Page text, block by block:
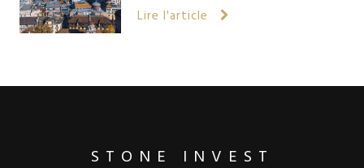
Lire l'article
STONE INVEST